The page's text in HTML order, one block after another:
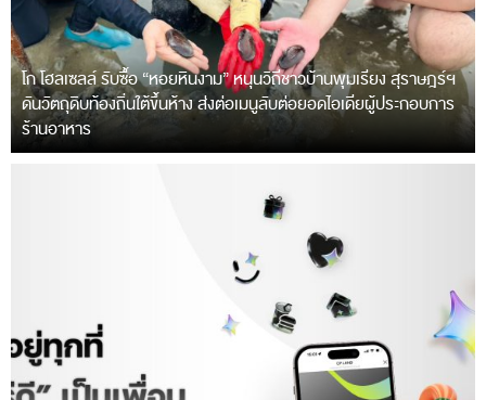
โก โฮลเซลล์ รับซื้อ “หอยหินงาม” หนุนวิถีชาวบ้านพุมเรียง สุราษฎร์ฯ
ดันวัตถุดิบท้องถิ่นใต้ขึ้นห้าง ส่งต่อเมนูลับต่อยอดไอเดียผู้ประกอบการ
ร้านอาหาร